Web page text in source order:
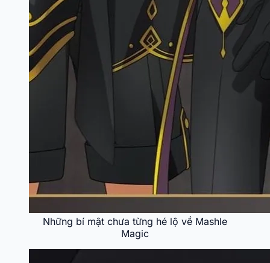
Những bí mật chưa từng hé lộ về Mashle
Magic